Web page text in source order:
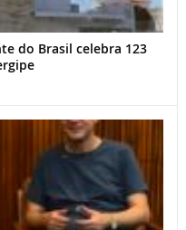
do Brasil celebra 123